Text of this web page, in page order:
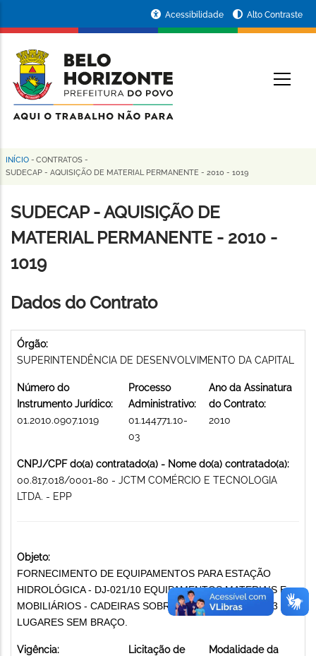
conteúdo
principal
da
Prefeitura
de
Horizonte
Acessibilidade Alto Contraste
Trilha
navegação
INÍCIO - CONTRATOS -
SUDECAP - AQUISIÇÃO DE MATERIAL PERMANENTE - 2010 - 1019
SUDECAP - AQUISIÇÃO DE
MATERIAL PERMANENTE - 2010 -
1019
Dados do Contrato
Órgão:
SUPERINTENDÊNCIA DE DESENVOLVIMENTO DA CAPITAL
Número do
Instrumento Jurídico:
01.2010.0907.1019
Processo
Administrativo:
01.144771.10-
03
Ano da Assinatura
do Contrato:
2010
CNPJ/CPF do(a) contratado(a) - Nome do(a) contratado(a):
00.817.018/0001-80 - JCTM COMÉRCIO E TECNOLOGIA
LTDA. - EPP
Objeto:
FORNECIMENTO DE EQUIPAMENTOS PARA ESTAÇÃO
HIDROLÓGICA - DJ-021/10 EQUIPAMENTOS MATERIAIS E
MOBILIÁRIOS - CADEIRAS SOBRE LOMGARINA COM 03
LUGARES SEM BRAÇO.
Vigência:
Licitação de
Modalidade da